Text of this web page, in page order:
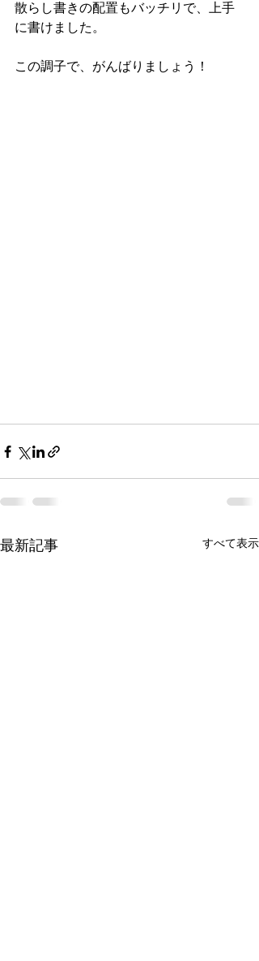
散らし書きの配置もバッチリで、上手
に書けました。
この調子で、がんばりましょう！
最新記事 すべて表示